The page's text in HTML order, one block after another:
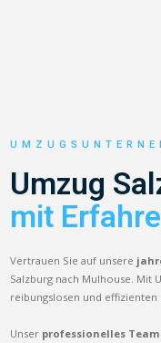
Umzug
mit
Vertrauen Sie auf unsere
Salzburg nach Mulhouse. Mit
reibungslosen und effizienten
Unser professionelles Team